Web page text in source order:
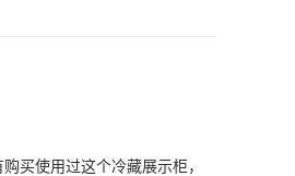
买使用过这个冷藏展示柜，